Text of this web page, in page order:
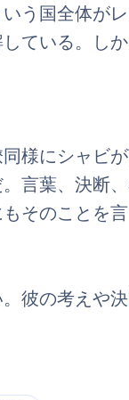
う国全体が
ている。し
様にシャビ
言葉、決断
そのことを言
彼の考えや